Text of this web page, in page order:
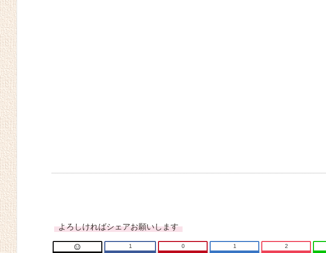
よろしければシェアお願いします
 1 0 1 2